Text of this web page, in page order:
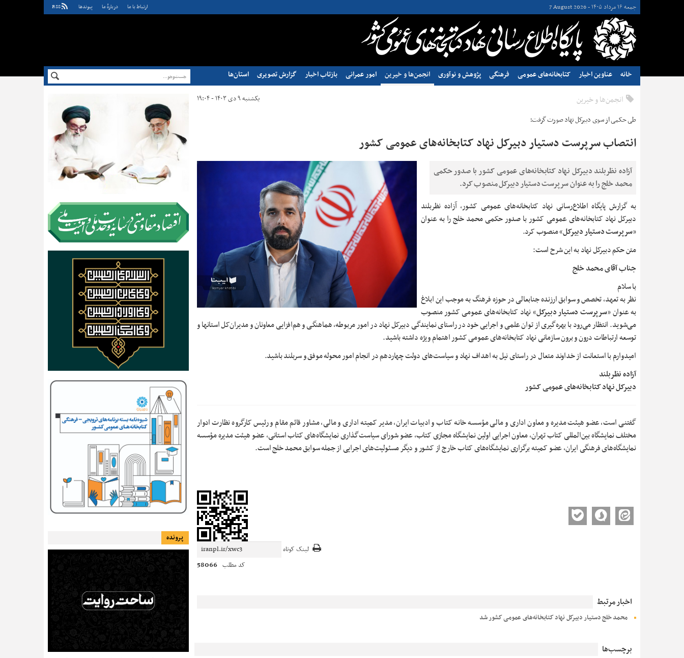
جمعه ۱۶ مرداد ۱۴۰۵ - 7 August 2026 ارتباط با ما دربارهٔ ما پيوندها RSS
خانه عناوین اخبار کتابخانه‌های عمومی فرهنگی پژوهش و نوآوری انجمن‌ها و خیرین امور عمرانی بازتاب اخبار گزارش تصویری استان‌ها
انجمن‌ها و خیرین یکشنبه ۹ دی ۱۴۰۳ - ۱۹:۰۴
طی حکمی از سوی دبیرکل نهاد صورت گرفت؛
انتصاب سرپرست دستیار دبیرکل نهاد کتابخانه‌های عمومی کشور
آزاده نظربلند دبیرکل نهاد کتابخانه‌های عمومی کشور با صدور حکمی
محمد خلج را به عنوان سرپرست دستیار دبیرکل منصوب کرد.
به گزارش پایگاه اطلاع‌رسانی نهاد کتابخانه‌های عمومی کشور، آزاده نظربلند
دبیرکل نهاد کتابخانه‌های عمومی کشور با صدور حکمی محمد خلج را به عنوان
«سرپرست دستیار دبیرکل» منصوب کرد.
متن حکم دبیرکل نهاد به این شرح است:
جناب آقای محمد خلج
با سلام
نظر به تعهد، تخصص و سوابق ارزنده جنابعالی در حوزه فرهنگ به موجب این ابلاغ
به عنوان «سرپرست دستیار دبیرکل» نهاد کتابخانه‌های عمومی کشور منصوب
می‌شوید. انتظار می‌رود با بهره‌گیری از توان علمی و اجرایی خود در راستای نمایندگی دبیرکل نهاد در امور مربوطه، هماهنگی و هم‌افزایی معاونان و مدیران‌کل استانها و
توسعه ارتباطات درون و برون سازمانی نهاد کتابخانه‌های عمومی کشور اهتمام ویژه داشته باشید.
امیدوارم با استعانت از خداوند متعال در راستای نیل به اهداف نهاد و سیاست‌های دولت چهاردهم در انجام امور محوله موفق و سربلند باشید.
آزاده نظربلند
دبیرکل نهاد کتابخانه‌های عمومی کشور
گفتنی است، عضو هیئت مدیره و معاون اداری و مالی مؤسسه خانه کتاب و ادبیات ایران، مدیر کمیته اداری و مالی، مشاور قائم مقام و رئیس کارگروه نظارت ادوار
مختلف نمایشگاه بین‌المللی کتاب تهران، معاون اجرایی اولین نمایشگاه مجازی کتاب، عضو شورای سیاست‌گذاری نمایشگاه‌های کتاب استانی، عضو هیئت مدیره مؤسسه
نمایشگاه‌های فرهنگی ایران، عضو کمیته برگزاری نمایشگاه‌های کتاب خارج از کشور و دیگر مسئولیت‌های اجرایی از جمله سوابق محمد خلج است.
لینک کوتاه
کد مطلب 58066
اخبار مرتبط
محمد خلج دستیار دبیرکل نهاد کتابخانه‌های عمومی کشور شد
برچسب‌ها
پرونده